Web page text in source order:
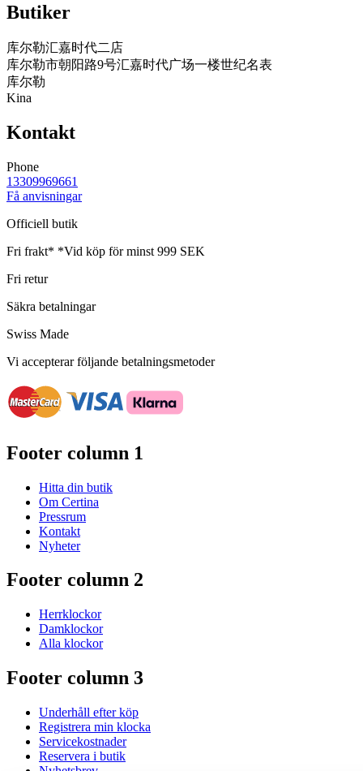
Butiker
库尔勒汇嘉时代二店
库尔勒市朝阳路9号汇嘉时代广场一楼世纪名表
库尔勒
Kina
Kontakt
Phone
13309969661
Få anvisningar
Officiell butik
Fri frakt* *Vid köp för minst 999 SEK
Fri retur
Säkra betalningar
Swiss Made
Vi accepterar följande betalningsmetoder
Footer column 1
Hitta din butik
Om Certina
Pressrum
Kontakt
Nyheter
Footer column 2
Herrklockor
Damklockor
Alla klockor
Footer column 3
Underhåll efter köp
Registrera min klocka
Servicekostnader
Reservera i butik